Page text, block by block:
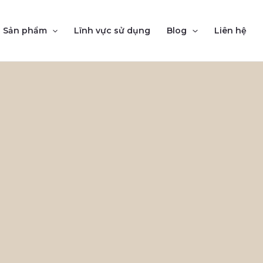
Sản phẩm Lĩnh vực sử dụng Blog Liên hệ